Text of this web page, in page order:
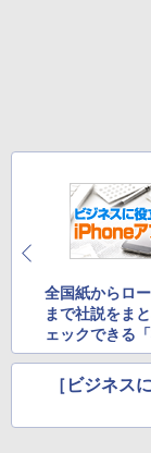
全国紙からロ
まで社説をま
ェックできる
ーダー」
［ビジネス